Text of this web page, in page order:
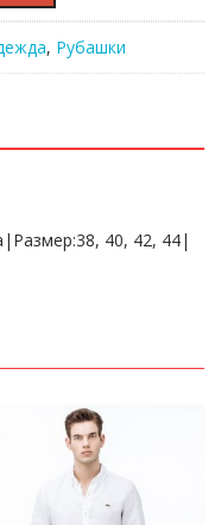
, Рубашки
40, 42, 44|